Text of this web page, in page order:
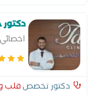
دكتور
دكتور تخصصقلب